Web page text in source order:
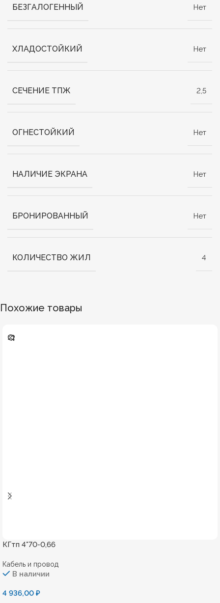
БЕЗГАЛОГЕННЫЙ Нет
ХЛАДОСТОЙКИЙ Нет
СЕЧЕНИЕ ТПЖ 2,5
ОГНЕСТОЙКИЙ Нет
НАЛИЧИЕ ЭКРАНА Нет
БРОНИРОВАННЫЙ Нет
КОЛИЧЕСТВО ЖИЛ 4
Похожие товары
КГтп 4*70-0,66
Кабель и провод
В наличии
4 936,00 ₽